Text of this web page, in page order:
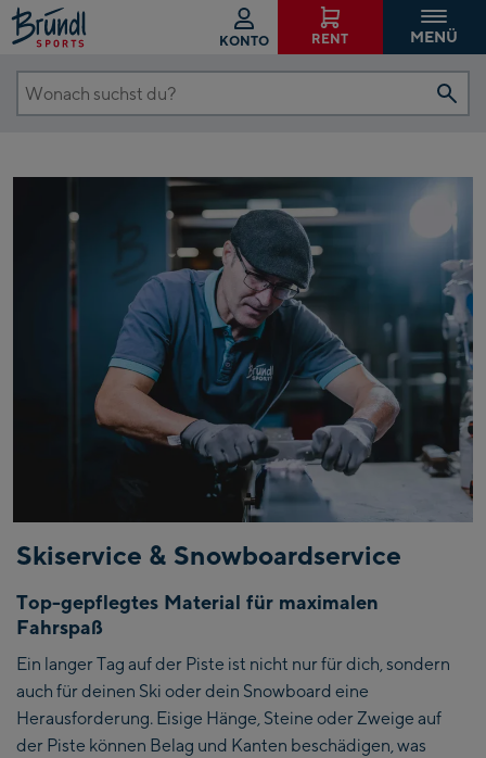
KONTO RENT MENÜ
Wonach
Skiservice & Snowboardservice
Top-gepflegtes Material für maximalen
Fahrspaß
Ein langer Tag auf der Piste ist nicht nur für dich, sondern
auch für deinen Ski oder dein Snowboard eine
Herausforderung. Eisige Hänge, Steine oder Zweige auf
der Piste können Belag und Kanten beschädigen, was